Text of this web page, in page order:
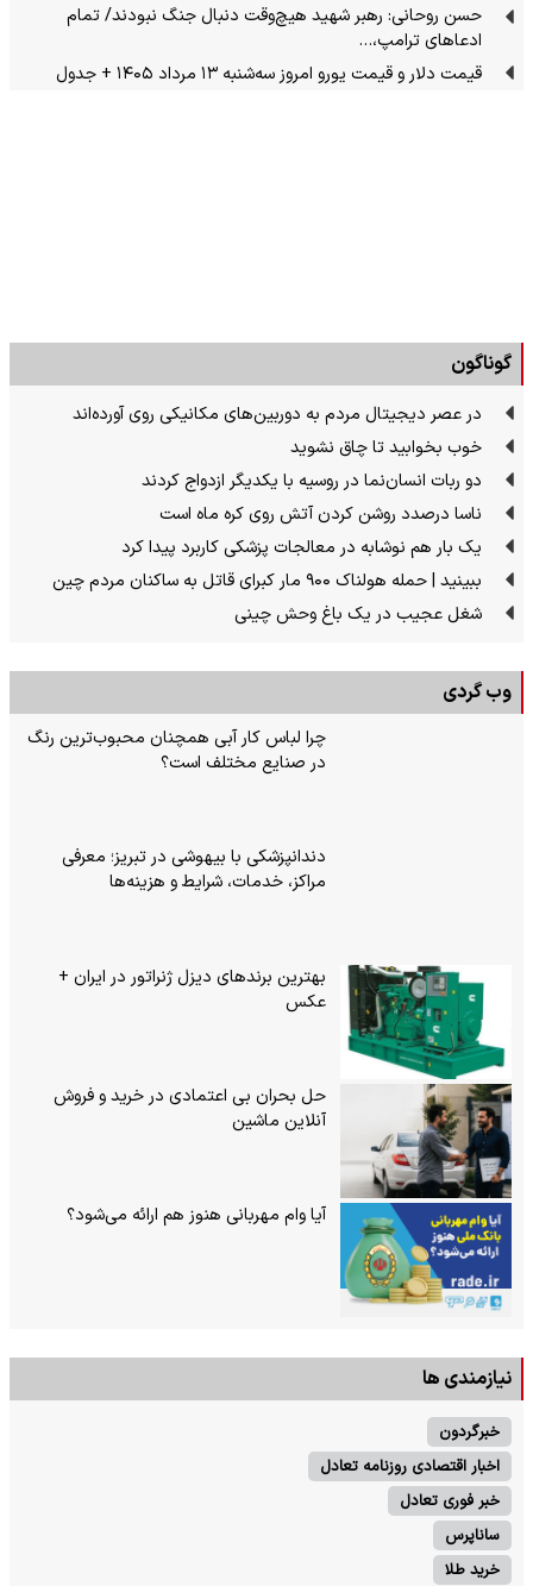
حسن روحانی: رهبر شهید هیچ‌وقت دنبال جنگ نبودند/ تمام
ادعاهای ترامپ،…
قیمت دلار و قیمت یورو امروز سه‌شنبه ۱۳ مرداد ۱۴۰۵ + جدول
گوناگون
در عصر دیجیتال مردم به دوربین‌های مکانیکی روی آورده‌اند
خوب بخوابید تا چاق نشوید
دو ربات انسان‌نما در روسیه با یکدیگر ازدواج کردند
ناسا درصدد روشن کردن آتش روی کره ماه است
یک بار هم نوشابه در معالجات پزشکی کاربرد پیدا کرد
ببینید | حمله هولناک ۹۰۰ مار کبرای قاتل به ساکنان مردم چین
شغل عجیب در یک باغ وحش چینی
وب گردی
چرا لباس کار آبی همچنان محبوب‌ترین رنگ
در صنایع مختلف است؟
دندانپزشکی با بیهوشی در تبریز؛ معرفی
مراکز، خدمات، شرایط و هزینه‌ها
بهترین برندهای دیزل ژنراتور در ایران +
عکس
حل بحران بی‌ اعتمادی در خرید و فروش
آنلاین ماشین
آیا وام مهربانی هنوز هم ارائه می‌شود؟
نیازمندی ها
خبرگردون
اخبار اقتصادی روزنامه تعادل
خبر فوری تعادل
ساناپرس
خرید طلا